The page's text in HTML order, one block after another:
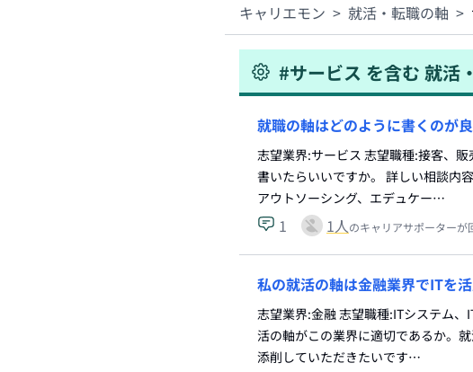
キャリエモン > 就活・転職の軸 >
#サービス を含む 就活
就職の軸はどのように書くのが
志望業界:サービス 志望職種:接客、
書いたらいいですか。 詳しい相談内
アウトソーシング、エデュケー…
1 1人のキャリアサポーターが
私の就活の軸は金融業界でITを
志望業界:金融 志望職種:ITシステム
活の軸がこの業界に適切であるか。
添削していただきたいです…